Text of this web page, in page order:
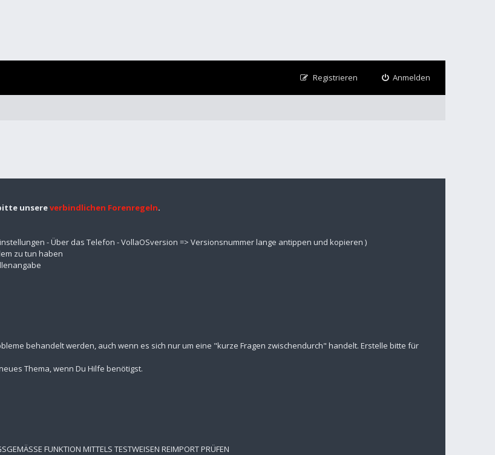
Anmelden
Registrieren
unsereverbindlichen Forenregeln.
- Über das Telefon - VollaOSversion => Versionsnummer lange antippen und kopieren )
zu tun haben
behandelt werden, auch wenn es sich nur um eine "kurze Fragen zwischendurch" handelt. Erstelle bitte für
Thema, wenn Du Hilfe benötigst.
FUNKTION MITTELS TESTWEISEN REIMPORT PRÜFEN